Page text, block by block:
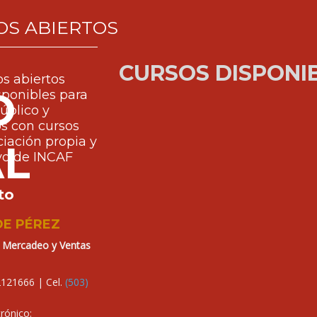
ABIERTOS
abiertos
para
y
con cursos
propia y
de INCAF
PÉREZ
y Ventas
| Cel. (503)
CURSOS